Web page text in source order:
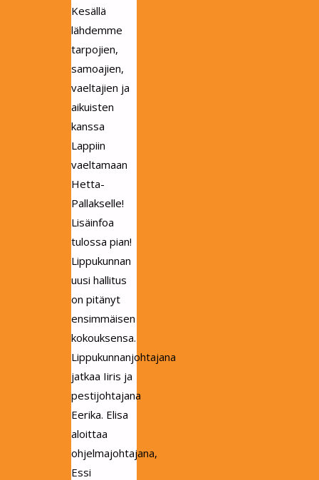
Kesällä
lähdemme
tarpojien,
samoajien,
vaeltajien ja
aikuisten
kanssa
Lappiin
vaeltamaan
Hetta-
Pallakselle!
Lisäinfoa
tulossa pian!
Lippukunnan
uusi hallitus
on pitänyt
ensimmäisen
kokouksensa.
Lippukunnanjohtajana
jatkaa Iiris ja
pestijohtajana
Eerika. Elisa
aloittaa
ohjelmajohtajana,
Essi